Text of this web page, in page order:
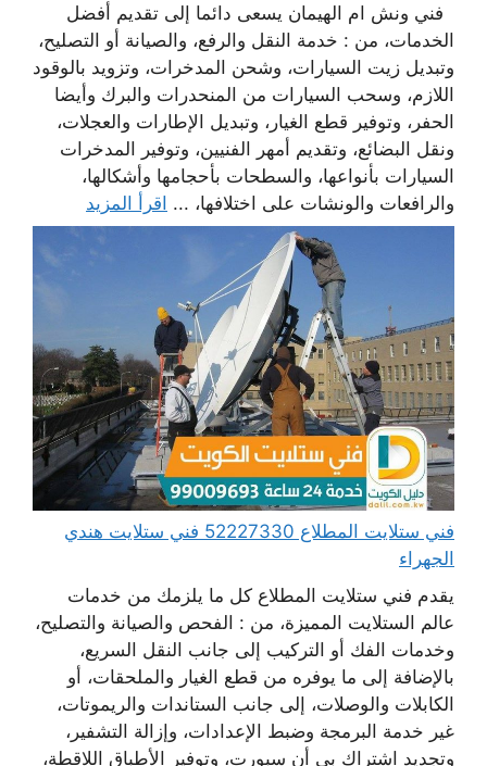
فني ونش ام الهيمان يسعى دائما إلى تقديم أفضل
الخدمات، من : خدمة النقل والرفع، والصيانة أو التصليح،
وتبديل زيت السيارات، وشحن المدخرات، وتزويد بالوقود
اللازم، وسحب السيارات من المنحدرات والبرك وأيضا
الحفر، وتوفير قطع الغيار، وتبديل الإطارات والعجلات،
ونقل البضائع، وتقديم أمهر الفنيين، وتوفير المدخرات
السيارات بأنواعها، والسطحات بأحجامها وأشكالها،
والرافعات والونشات على اختلافها، ... اقرأ المزيد
فني ستلايت المطلاع 52227330 فني ستلايت هندي
الجهراء
يقدم فني ستلايت المطلاع كل ما يلزمك من خدمات
عالم الستلايت المميزة، من : الفحص والصيانة والتصليح،
وخدمات الفك أو التركيب إلى جانب النقل السريع،
بالإضافة إلى ما يوفره من قطع الغيار والملحقات، أو
الكابلات والوصلات، إلى جانب الستاندات والريموتات،
غير خدمة البرمجة وضبط الإعدادات، وإزالة التشفير،
وتجديد اشتراك بي أن سبورت، وتوفير الأطباق اللاقطة،